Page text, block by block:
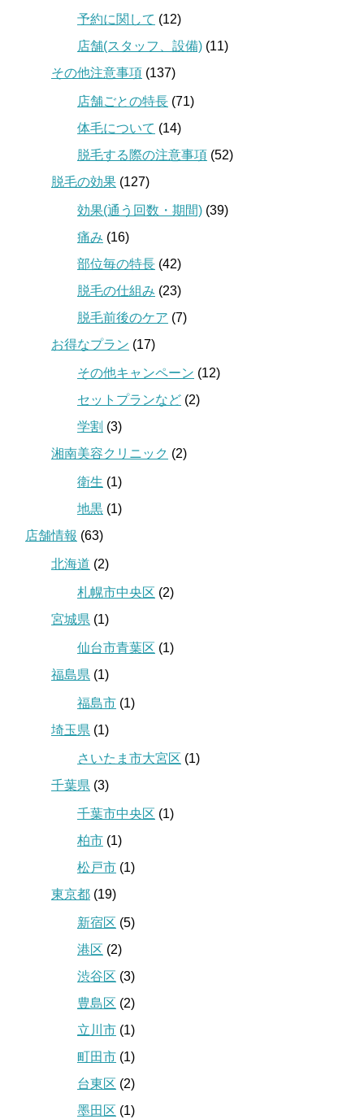
予約に関して (12)
店舗(スタッフ、設備) (11)
その他注意事項 (137)
店舗ごとの特長 (71)
体毛について (14)
脱毛する際の注意事項 (52)
脱毛の効果 (127)
効果(通う回数・期間) (39)
痛み (16)
部位毎の特長 (42)
脱毛の仕組み (23)
脱毛前後のケア (7)
お得なプラン (17)
その他キャンペーン (12)
セットプランなど (2)
学割 (3)
湘南美容クリニック (2)
衛生 (1)
地黒 (1)
店舗情報 (63)
北海道 (2)
札幌市中央区 (2)
宮城県 (1)
仙台市青葉区 (1)
福島県 (1)
福島市 (1)
埼玉県 (1)
さいたま市大宮区 (1)
千葉県 (3)
千葉市中央区 (1)
柏市 (1)
松戸市 (1)
東京都 (19)
新宿区 (5)
港区 (2)
渋谷区 (3)
豊島区 (2)
立川市 (1)
町田市 (1)
台東区 (2)
墨田区 (1)